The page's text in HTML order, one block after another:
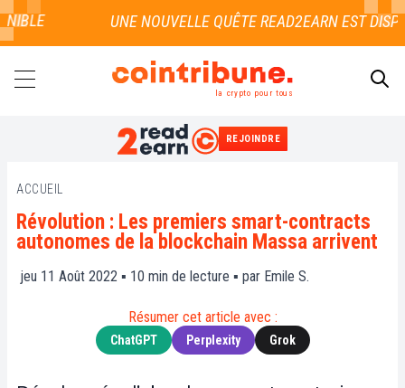
la crypto pour tous
REJOINDRE
ACCUEIL
Révolution : Les premiers smart-contracts
autonomes de la blockchain Massa arrivent
jeu 11 Août 2022 ▪ 10 min de lecture ▪ par Emile S.
Résumer cet article avec :
ChatGPT Perplexity Grok